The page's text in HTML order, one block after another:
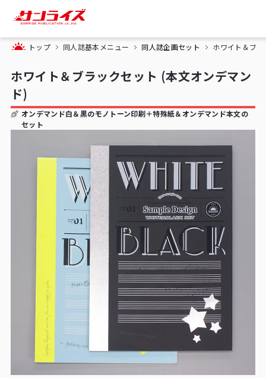
トップ 同人誌基本メニュー 同人誌企画セット ホワイト＆ブ
ホワイト＆ブラックセット (本文オンデマン
ド)
オンデマンド白＆黒のモノトーン印刷＋特殊紙＆オンデマンド本文の
セット